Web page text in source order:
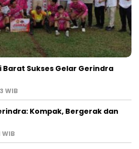
Barat Sukses Gelar Gerindra
WIB
Kompak, Bergerak dan